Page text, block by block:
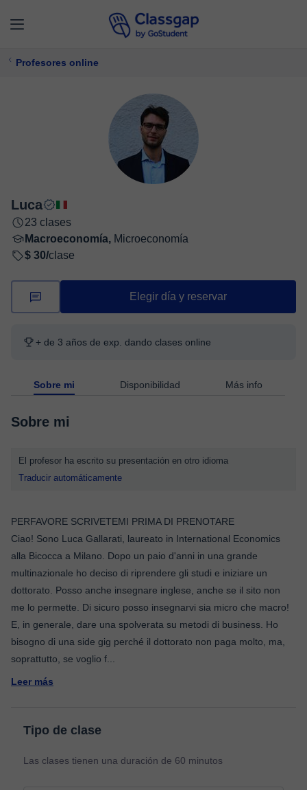
Profesores online
Luca
23 clases
Macroeconomía, Microeconomía
$ 30/clase
Elegir día y reservar
+ de 3 años de exp. dando clases online
Sobre mi Disponibilidad Más info
Sobre mi
El profesor ha escrito su presentación en otro idioma
Traducir automáticamente
PERFAVORE SCRIVETEMI PRIMA DI PRENOTARE
Ciao! Sono Luca Gallarati, laureato in International Economics
alla Bicocca a Milano. Dopo un paio d'anni in una grande
multinazionale ho deciso di riprendere gli studi e iniziare un
dottorato. Posso anche insegnare inglese, anche se il sito non
me lo permette. Di sicuro posso insegnarvi sia micro che macro!
E, in generale, dare una spolverata su metodi di business. Ho
bisogno di una side gig perché il dottorato non paga molto, ma,
soprattutto, se voglio f
Leer más
Tipo de clase
Las clases tienen una duración de 60 minutos